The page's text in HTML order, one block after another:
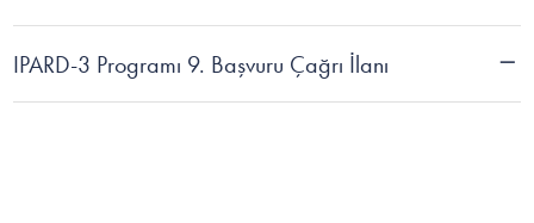
IPARD-3 Programı 9. Başvuru Çağrı İlanı